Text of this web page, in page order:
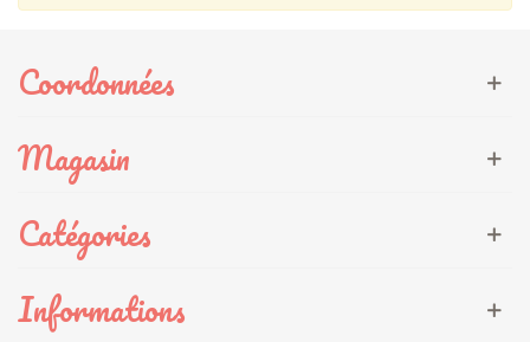
Viscose
Velours
Jean
Jersey
Coordonnées
Magasin
Catégories
Informations